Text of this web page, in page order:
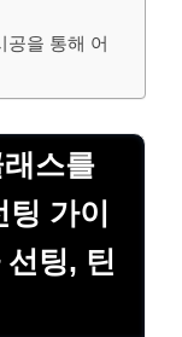
공을 통해 어
스를
가이
팅, 틴